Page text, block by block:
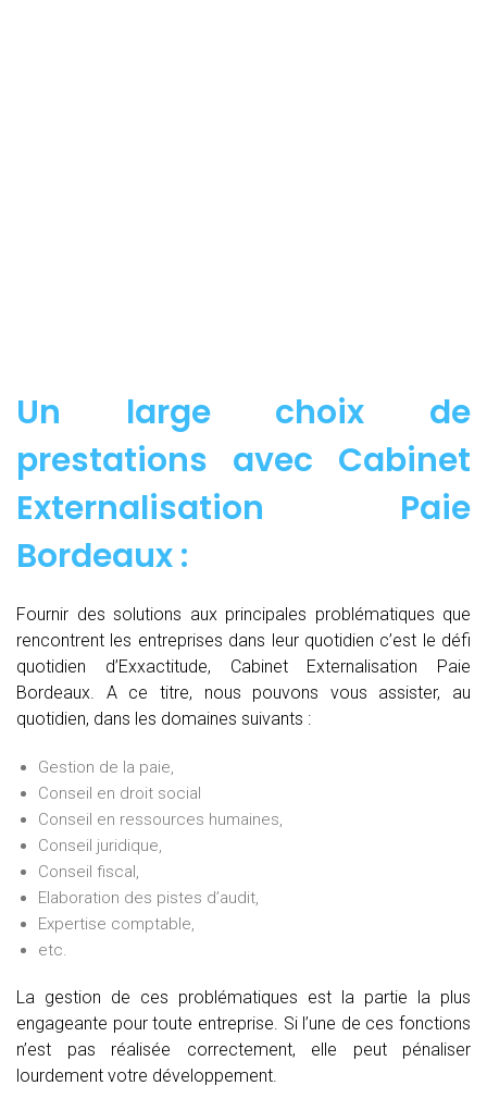
Un large choix de
prestations avec Cabinet
Externalisation Paie
Bordeaux :
Fournir des solutions aux principales problématiques que
rencontrent les entreprises dans leur quotidien c’est le défi
quotidien d’Exxactitude, Cabinet Externalisation Paie
Bordeaux. A ce titre, nous pouvons vous assister, au
quotidien, dans les domaines suivants :
Gestion de la paie,
Conseil en droit social
Conseil en ressources humaines,
Conseil juridique,
Conseil fiscal,
Elaboration des pistes d’audit,
Expertise comptable,
etc.
La gestion de ces problématiques est la partie la plus
engageante pour toute entreprise. Si l’une de ces fonctions
n’est pas réalisée correctement, elle peut pénaliser
lourdement votre développement.